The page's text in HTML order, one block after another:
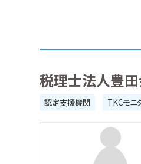
税理士法人豊
認定支援機関 TKCモニ